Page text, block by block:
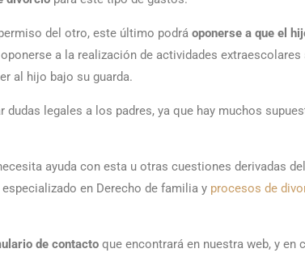
del otro, este último podrá oponerse a que el
a la realización de actividades
al hijo bajo su guarda.
legales a los padres, ya que hay muchos
ayuda con esta u otras cuestiones derivadas
especializado en Derecho de familia y procesos de
de contacto que encontrará en nuestra web, y en